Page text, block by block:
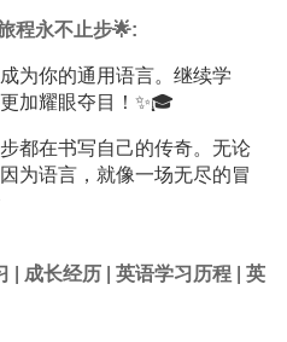
程永不止步🌟:
为你的通用语言。继续学
加耀眼夺目！✨🎓
都在书写自己的传奇。无论
为语言，就像一场无尽的冒
成长经历| 英语学习历程| 英